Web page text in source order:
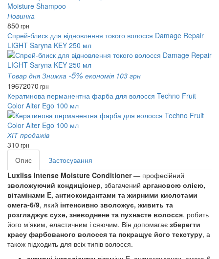
Новинка
850 грн
Спрей-блиск для відновлення токого волосся Damage Repair
LIGHT Saryna KEY 250 мл
Товар дня Знижка -5% економія 103 грн
19672070 грн
Кератинова перманентна фарба для волосся Techno Fruit
Color Alter Ego 100 мл
ХІТ продажів
310 грн
Опис
Застосування
Luxliss Intense Moisture Conditioner— професійний
зволожуючий кондиціонер, збагачений аргановою олією,
вітамінами E, антиоксидантами та жирними кислотами
омега‑6/9, який інтенсивно зволожує, живить та
розгладжує сухе, зневоднене та пухнасте волосся, робить
його м’яким, еластичним і сяючим. Він допомагає зберегти
красу фарбованого волосся та покращує його текстуру, а
також підходить для всіх типів волосся.